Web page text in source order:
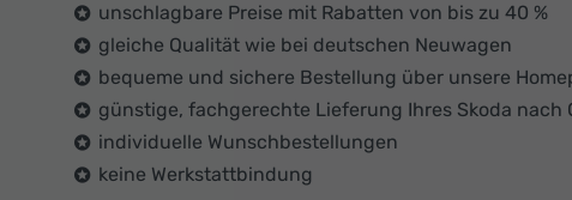
unschlagbare Preise mit Rabatten von bis zu 40 %
gleiche Qualität wie bei deutschen Neuwagen
bequeme und sichere Bestellung über unsere
günstige, fachgerechte Lieferung Ihres Skoda nach
individuelle Wunschbestellungen
keine Werkstattbindung